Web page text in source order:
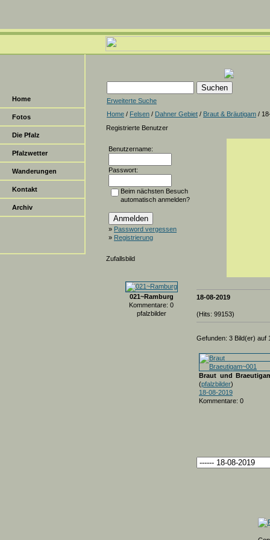
Home
Fotos
Die Pfalz
Pfalzwetter
Wanderungen
Kontakt
Archiv
Erweiterte Suche
Home / Felsen / Dahner Gebiet / Braut & Bräutigam /
Registrierte Benutzer
Benutzername:
Passwort:
Beim nächsten Besuch
automatisch anmelden?
» Password vergessen
» Registrierung
Zufallsbild
021~Ramburg
Kommentare: 0
pfalzbilder
18-08-2019
(Hits: 99153)
Gefunden: 3 Bild(er) auf
Braut und
(pfalzbilder)
18-08-2019
Kommentare: 0